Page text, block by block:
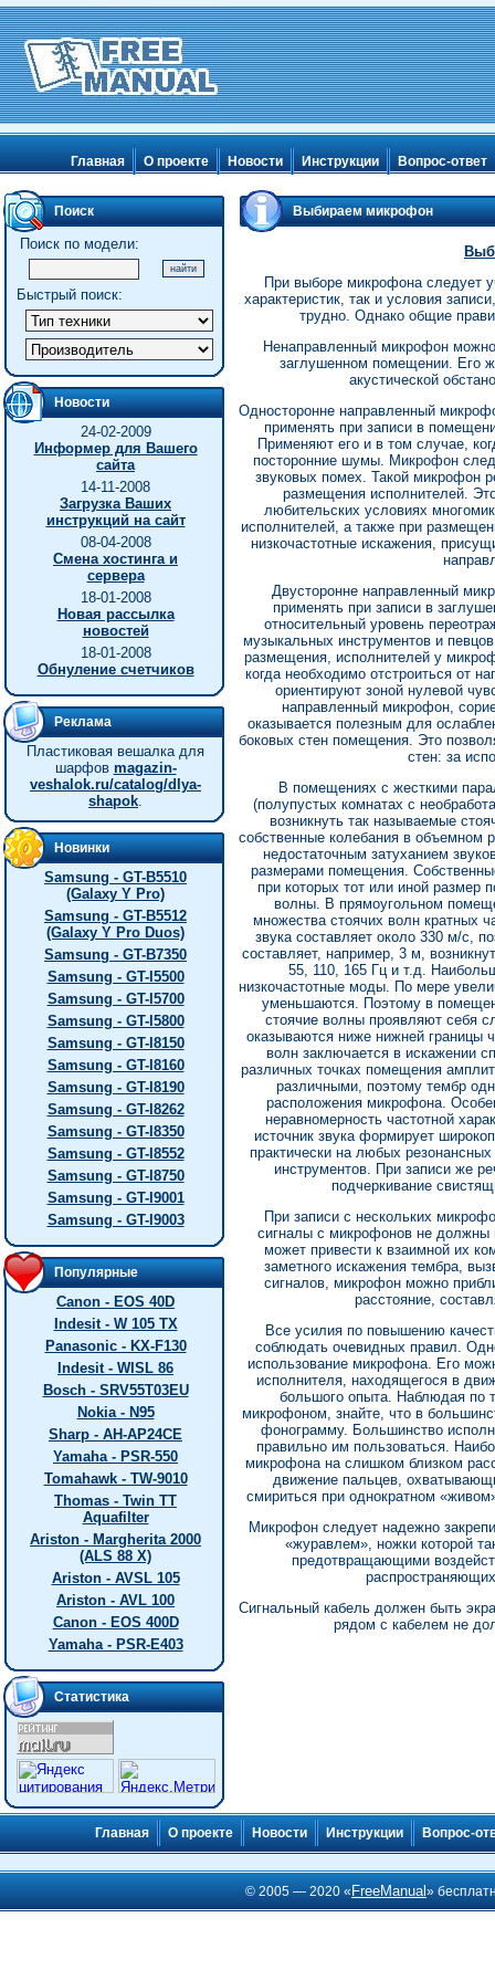
Главная О проекте Новости Инструкции Вопрос-ответ
Поиск
Поиск по модели:
Быстрый поиск:
Новости
24-02-2009
Информер для Вашего
сайта
14-11-2008
Загрузка Ваших
инструкций на сайт
08-04-2008
Смена хостинга и
сервера
18-01-2008
Новая рассылка
новостей
18-01-2008
Обнуление счетчиков
Реклама
Пластиковая вешалка для
шарфов magazin-
veshalok.ru/catalog/dlya-
shapok.
Новинки
Samsung - GT-B5510
(Galaxy Y Pro)
Samsung - GT-B5512
(Galaxy Y Pro Duos)
Samsung - GT-B7350
Samsung - GT-I5500
Samsung - GT-I5700
Samsung - GT-I5800
Samsung - GT-I8150
Samsung - GT-I8160
Samsung - GT-I8190
Samsung - GT-I8262
Samsung - GT-I8350
Samsung - GT-I8552
Samsung - GT-I8750
Samsung - GT-I9001
Samsung - GT-I9003
Популярные
Canon - EOS 40D
Indesit - W 105 TX
Panasonic - KX-F130
Indesit - WISL 86
Bosch - SRV55T03EU
Nokia - N95
Sharp - AH-AP24CE
Yamaha - PSR-550
Tomahawk - TW-9010
Thomas - Twin TT
Aquafilter
Ariston - Margherita 2000
(ALS 88 X)
Ariston - AVSL 105
Ariston - AVL 100
Canon - EOS 400D
Yamaha - PSR-E403
Статистика
Выбираем микрофон
При выборе микрофона следует
характеристик, так и условия
трудно. Однако общие
Ненаправленный микрофон
заглушенном помещении. Его
акустической
Односторонне направленный
применять при записи в
Применяют его и в том случае,
посторонние шумы. Микрофон
звуковых помех. Такой микрофон
размещения исполнителей.
любительских условиях
исполнителей, а также при
низкочастотные искажения,
Двусторонне направленный
применять при записи в
относительный уровень
музыкальных инструментов и
размещения, исполнителей у
когда необходимо отстроиться от
ориентируют зоной нулевой
направленный микрофон,
оказывается полезным для
боковых стен помещения. Это
стен: за
В помещениях с жесткими
(полупустых комнатах с
возникнуть так называемые
собственные колебания в объемном
недостаточным затуханием
размерами помещения.
при которых тот или иной размер
волны. В прямоугольном
множества стоячих волн кратных
звука составляет около 330 м/с,
составляет, например, 3 м,
55, 110, 165 Гц и т.д.
низкочастотные моды. По мере
уменьшаются. Поэтому в
стоячие волны проявляют себя
оказываются ниже нижней границы
волн заключается в искажении
различных точках помещения
различными, поэтому тембр
расположения микрофона.
неравномерность частотной
источник звука формирует
практически на любых
инструментов. При записи же
подчеркивание
При записи с нескольких
сигналы с микрофонов не должны
может привести к взаимной их
заметного искажения тембра,
сигналов, микрофон можно
расстояние,
Все усилия по повышению
соблюдать очевидных правил.
использование микрофона. Его
исполнителя, находящегося в
большого опыта. Наблюдая по
микрофоном, знайте, что в
фонограмму. Большинство
правильно им пользоваться.
микрофона на слишком близком
движение пальцев,
смириться при однократном
Микрофон следует надежно
«журавлем», ножки которой
предотвращающими
Сигнальный кабель должен быть
рядом с кабелем не
Главная О проекте Новости Инструкции Вопрос-
© 2005 — 2020 « FreeManual»